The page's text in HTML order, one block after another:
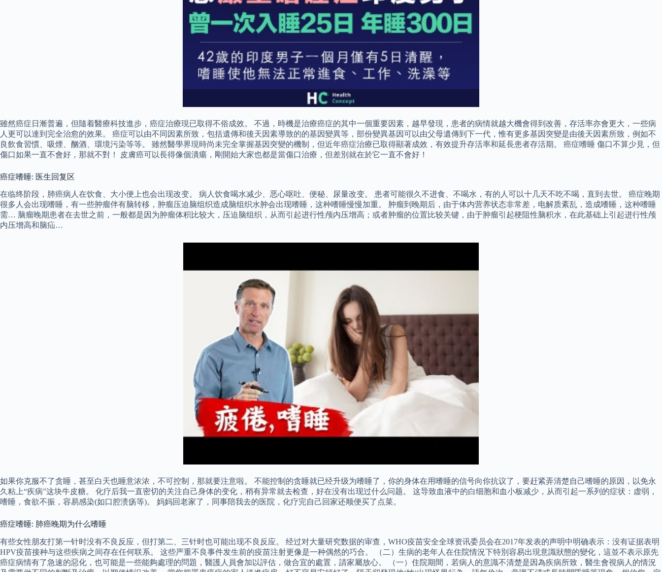
雖然癌症日漸普遍，但隨着醫療科技進步，癌症治療現已取得不俗成效。 不過，時機是治療癌症的其中一個重要因素，越早發現，患者的病情就越大機會得到改善，存活率亦會更大，一些病
人更可以達到完全治愈的效果。 癌症可以由不同因素所致，包括遺傳和後天因素導致的的基因變異等，部份變異基因可以由父母遺傳到下一代，惟有更多基因突變是由後天因素所致，例如不
良飲食習慣、吸煙、酗酒、環境污染等等。 雖然醫學界現時尚未完全掌握基因突變的機制，但近年癌症治療已取得顯著成效，有效提升存活率和延長患者存活期。 癌症嗜睡 傷口不算少見，但
傷口如果一直不會好，那就不對！ 皮膚癌可以長得像個潰瘍，剛開始大家也都是當傷口治療，但差別就在於它一直不會好！
癌症嗜睡: 医生回复区
在临终阶段，肺癌病人在饮食、大小便上也会出现改变。 病人饮食喝水减少、恶心呕吐、便秘、尿量改变。 患者可能很久不进食、不喝水，有的人可以十几天不吃不喝，直到去世。 癌症晚期
很多人会出现嗜睡，有一些肿瘤伴有脑转移，肿瘤压迫脑组织造成脑组织水肿会出现嗜睡，这种嗜睡慢慢加重。 肿瘤到晚期后，由于体内营养状态非常差，电解质紊乱，造成嗜睡，这种嗜睡
需… 脑瘤晚期患者在去世之前，一般都是因为肿瘤体积比较大，压迫脑组织，从而引起进行性颅内压增高；或者肿瘤的位置比较关键，由于肿瘤引起梗阻性脑积水，在此基础上引起进行性颅
内压增高和脑疝…
如果你克服不了贪睡，甚至白天也睡意浓浓，不可控制，那就要注意啦。 不能控制的贪睡就已经升级为嗜睡了，你的身体在用嗜睡的信号向你抗议了，要赶紧弄清楚自己嗜睡的原因，以免永
久粘上“疾病”这块牛皮糖。 化疗后我一直密切的关注自己身体的变化，稍有异常就去检查，好在没有出现过什么问题。 这导致血液中的白细胞和血小板减少，从而引起一系列的症状：虚弱，
嗜睡，食欲不振，容易感染(如口腔溃疡等)。 妈妈回老家了，同事陪我去的医院，化疗完自己回家还顺便买了点菜。
癌症嗜睡: 肺癌晚期为什么嗜睡
有些女性朋友打第一针时没有不良反应，但打第二、三针时也可能出现不良反应。 经过对大量研究数据的审查，WHO疫苗安全全球资讯委员会在2017年发表的声明中明确表示：没有证据表明
HPV疫苗接种与这些疾病之间存在任何联系。 这些严重不良事件发生前的疫苗注射更像是一种偶然的巧合。 （二）生病的老年人在住院情況下特別容易出現意識狀態的變化，這並不表示原先
癌症病情有了急速的惡化，也可能是一些能夠處理的問題，醫護人員會加以評估，做合宜的處置，請家屬放心。 （一）住院期間，若病人的意識不清楚是因為疾病所致，醫生會視病人的情況